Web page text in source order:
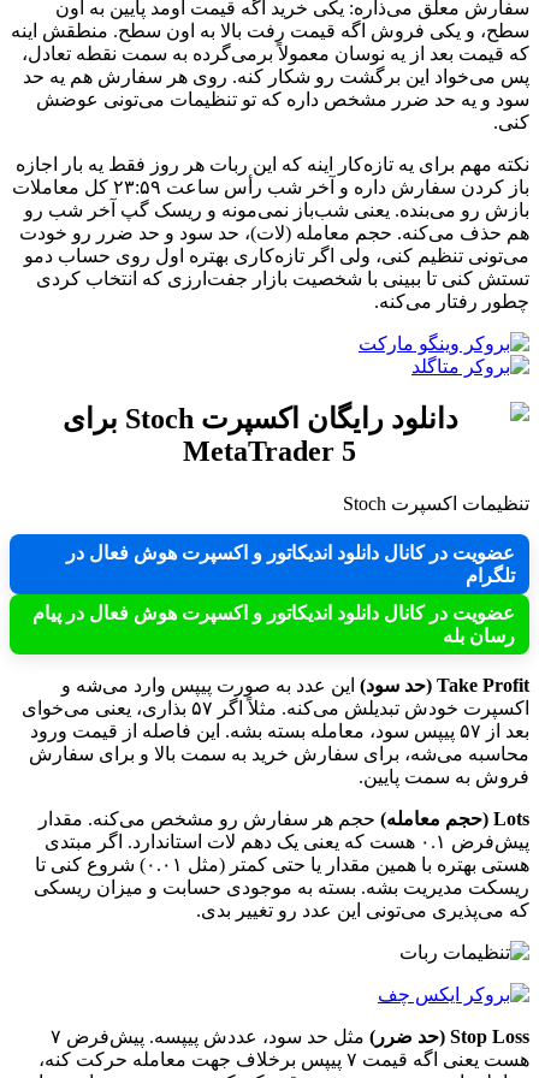
سفارش معلق می‌ذاره: یکی خرید اگه قیمت اومد پایین به اون
سطح، و یکی فروش اگه قیمت رفت بالا به اون سطح. منطقش اینه
که قیمت بعد از یه نوسان معمولاً برمی‌گرده به سمت نقطه تعادل،
پس می‌خواد این برگشت رو شکار کنه. روی هر سفارش هم یه حد
سود و یه حد ضرر مشخص داره که تو تنظیمات می‌تونی عوضش
کنی.
نکته مهم برای یه تازه‌کار اینه که این ربات هر روز فقط یه بار اجازه
باز کردن سفارش داره و آخر شب رأس ساعت ۲۳:۵۹ کل معاملات
بازش رو می‌بنده. یعنی شب‌باز نمی‌مونه و ریسک گپ آخر شب رو
هم حذف می‌کنه. حجم معامله (لات)، حد سود و حد ضرر رو خودت
می‌تونی تنظیم کنی، ولی اگر تازه‌کاری بهتره اول روی حساب دمو
تستش کنی تا ببینی با شخصیت بازار جفت‌ارزی که انتخاب کردی
چطور رفتار می‌کنه.
تنظیمات اکسپرت Stoch
عضویت در کانال دانلود اندیکاتور و اکسپرت هوش فعال در
تلگرام
عضویت در کانال دانلود اندیکاتور و اکسپرت هوش فعال در پیام
رسان بله
Take Profit (حد سود)
این عدد به صورت پیپس وارد می‌شه و
اکسپرت خودش تبدیلش می‌کنه. مثلاً اگر ۵۷ بذاری، یعنی می‌خوای
بعد از ۵۷ پیپس سود، معامله بسته بشه. این فاصله از قیمت ورود
محاسبه می‌شه، برای سفارش خرید به سمت بالا و برای سفارش
فروش به سمت پایین.
Lots (حجم معامله)
حجم هر سفارش رو مشخص می‌کنه. مقدار
پیش‌فرض ۰.۱ هست که یعنی یک دهم لات استاندارد. اگر مبتدی
هستی بهتره با همین مقدار یا حتی کمتر (مثل ۰.۰۱) شروع کنی تا
ریسکت مدیریت بشه. بسته به موجودی حسابت و میزان ریسکی
که می‌پذیری می‌تونی این عدد رو تغییر بدی.
Stop Loss (حد ضرر)
مثل حد سود، عددش پیپسه. پیش‌فرض ۷
هست یعنی اگه قیمت ۷ پیپس برخلاف جهت معامله حرکت کنه،